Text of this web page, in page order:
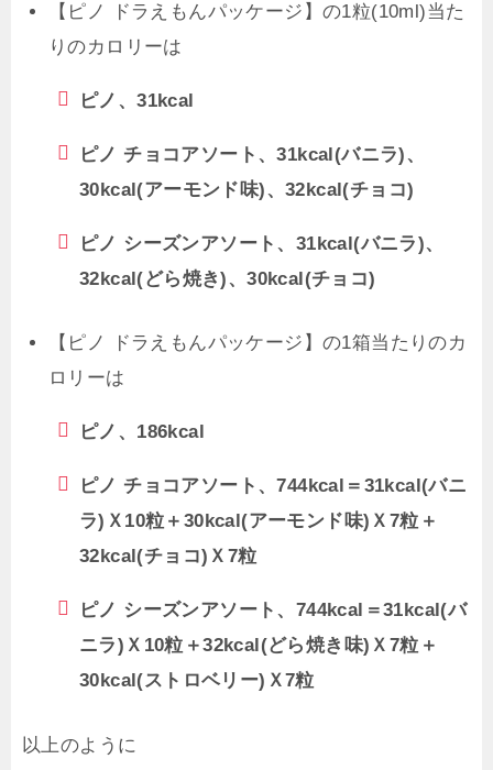
【ピノ ドラえもんパッケージ】の1粒(10ml)当た
りのカロリーは
ピノ、31kcal
ピノ チョコアソート、31kcal(バニラ)、
30kcal(アーモンド味)、32kcal(チョコ)
ピノ シーズンアソート、31kcal(バニラ)、
32kcal(どら焼き)、30kcal(チョコ)
【ピノ ドラえもんパッケージ】の1箱当たりのカ
ロリーは
ピノ、186kcal
ピノ チョコアソート、744kcal＝31kcal(バニ
ラ)Ｘ10粒＋30kcal(アーモンド味)Ｘ7粒＋
32kcal(チョコ)Ｘ7粒
ピノ シーズンアソート、744kcal＝31kcal(バ
ニラ)Ｘ10粒＋32kcal(どら焼き味)Ｘ7粒＋
30kcal(ストロベリー)Ｘ7粒
以上のように